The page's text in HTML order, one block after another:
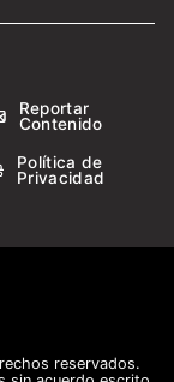
Reportar
Contenido
Política de
Privacidad
reservados.